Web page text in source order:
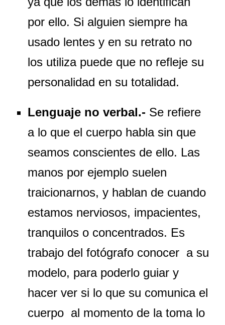
por ello. Si alguien siempre ha
usado lentes y en su retrato no
los utiliza puede que no refleje su
personalidad en su totalidad.
Lenguaje no verbal.- Se refiere
a lo que el cuerpo habla sin que
seamos conscientes de ello. Las
manos por ejemplo suelen
traicionarnos, y hablan de cuando
estamos nerviosos, impacientes,
tranquilos o concentrados. Es
trabajo del fotógrafo conocer a su
modelo, para poderlo guiar y
hacer ver si lo que su comunica el
cuerpo al momento de la toma lo